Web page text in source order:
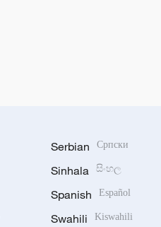
Serbian Српски
Sinhala සිංහල
Spanish Español
Swahili Kiswahili